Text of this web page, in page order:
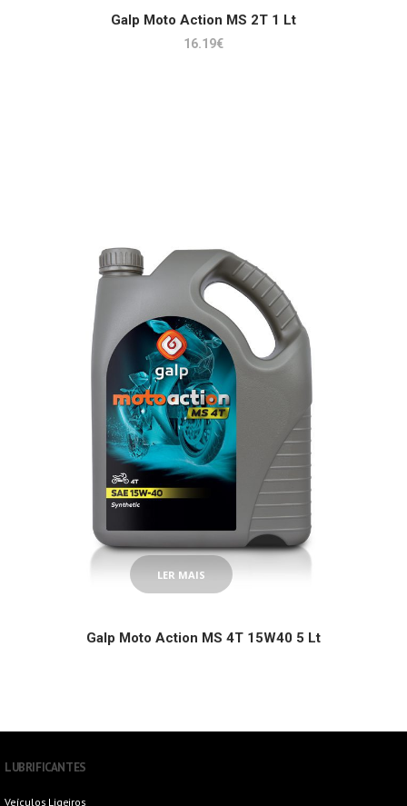
ADICIONAR
Galp Moto Action MS 2T 1 Lt
16.19€
LER MAIS
Galp Moto Action MS 4T 15W40 5 Lt
LUBRIFICANTES
Veículos Ligeiros